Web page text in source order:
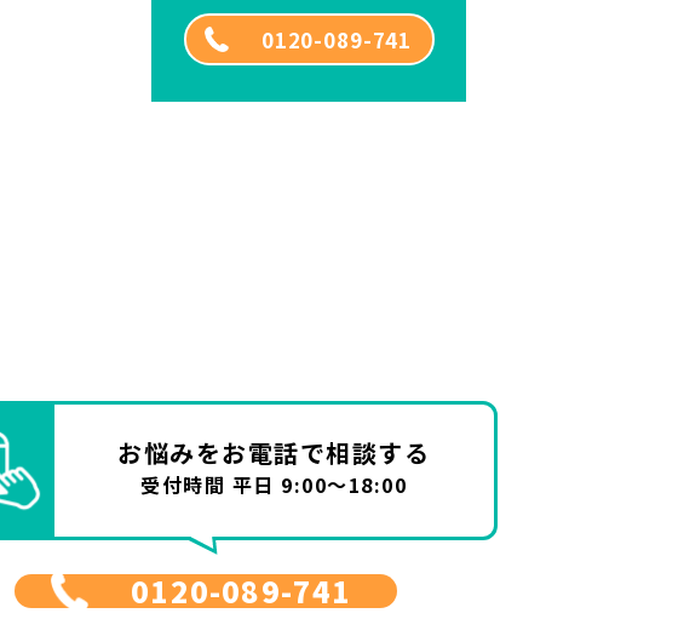
0120-089-741
お悩みをお電話で相談する
受付時間 平日 9:00～18:00
0120-089-741